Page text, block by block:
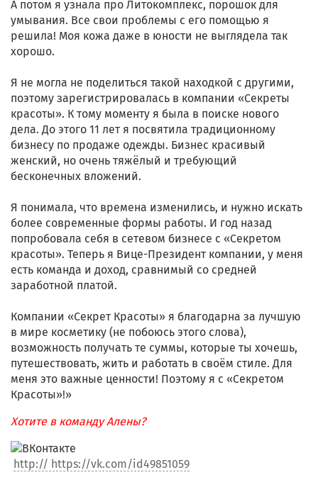
А потом я узнала про Литокомплекс, порошок для
умывания. Все свои проблемы с его помощью я
решила! Моя кожа даже в юности не выглядела так
хорошо.
Я не могла не поделиться такой находкой с другими,
поэтому зарегистрировалась в компании «Секреты
красоты». К тому моменту я была в поиске нового
дела. До этого 11 лет я посвятила традиционному
бизнесу по продаже одежды. Бизнес красивый
женский, но очень тяжёлый и требующий
бесконечных вложений.
Я понимала, что времена изменились, и нужно искать
более современные формы работы. И год назад
попробовала себя в сетевом бизнесе с «Секретом
красоты». Теперь я Вице-Президент компании, у меня
есть команда и доход, сравнимый со средней
заработной платой.
Компании «Секрет Красоты» я благодарна за лучшую
в мире косметику (не побоюсь этого слова),
возможность получать те суммы, которые ты хочешь,
путешествовать, жить и работать в своём стиле. Для
меня это важные ценности! Поэтому я с «Секретом
Красоты»!»
Хотите в команду Алены?
http:// https://vk.com/id49851059